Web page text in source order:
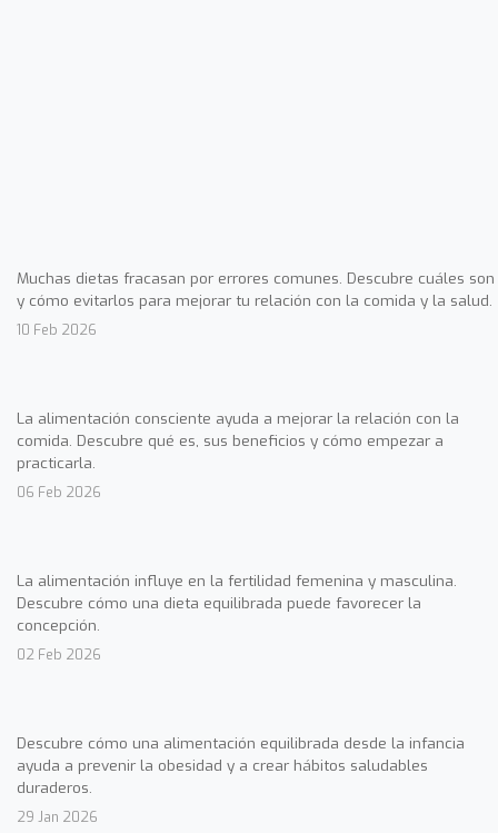
Muchas dietas fracasan por errores comunes. Descubre cuáles son
y cómo evitarlos para mejorar tu relación con la comida y la salud.
10 Feb 2026
La alimentación consciente ayuda a mejorar la relación con la
comida. Descubre qué es, sus beneficios y cómo empezar a
practicarla.
06 Feb 2026
La alimentación influye en la fertilidad femenina y masculina.
Descubre cómo una dieta equilibrada puede favorecer la
concepción.
02 Feb 2026
Descubre cómo una alimentación equilibrada desde la infancia
ayuda a prevenir la obesidad y a crear hábitos saludables
duraderos.
29 Jan 2026